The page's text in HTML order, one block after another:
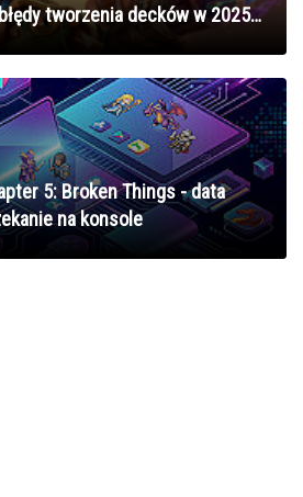
tworzenia decków w 2025
5: Broken Things - data
na konsole